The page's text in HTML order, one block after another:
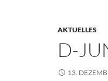
AKTUELLES
D-
13.